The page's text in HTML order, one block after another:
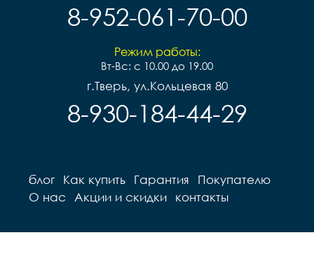
8-952-061-70-00
Режим работы:
Вт-Вс: с 10.00 до 19.00
г.Тверь, ул.Кольцевая 80
8-930-184-44-29
блог Как купить Гарантия
Покупателю
О нас
Акции и скидки контакты